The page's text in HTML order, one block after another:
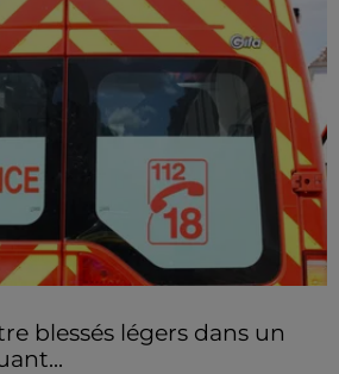
blessés légers dans un